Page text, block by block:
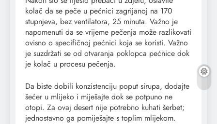
kolač da se peče u pećnici zagrijanoj na 170
stupnjeva, bez ventilatora, 25 minuta. Važno je
napomenuti da se vrijeme pečenja može razlikovati
ovisno o specifičnoj pećnici koja se koristi. Važno
je suzdržati se od otvaranja poklopca pećnice dok
je kolač u procesu pečenja.
Da biste dobili konzistenciju poput sirupa, dodajte
šećer u mlijeko i miješajte dok se potpuno ne
otopi. Za ovaj desert nije potrebno kuhati šerbet;
jednostavno ga pomiješajte s toplim mlijekom.